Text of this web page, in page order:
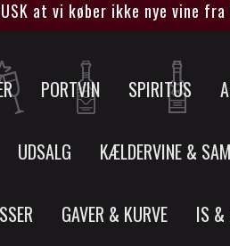
at vi køber ikke nye vine fra
PORTVIN SPIRITUS
UDSALG KÆLDERVINE &
GAVER & KURVE IS &